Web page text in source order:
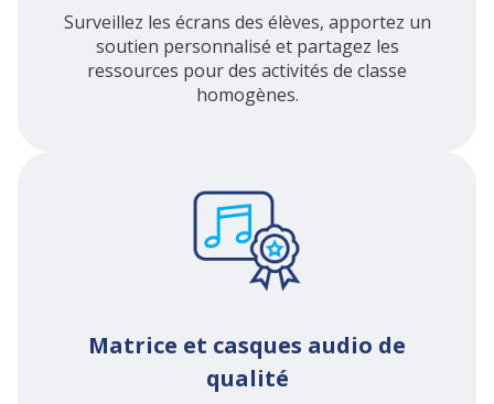
Surveillez les écrans des élèves, apportez un
soutien personnalisé et partagez les
ressources pour des activités de classe
homogènes.
Matrice et casques audio de
qualité